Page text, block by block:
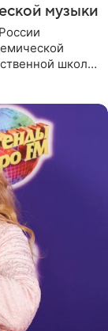
музыки
школы